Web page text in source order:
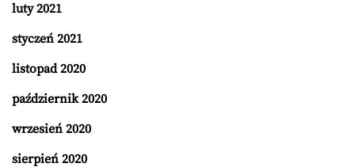
luty 2021
styczeń 2021
listopad 2020
październik 2020
wrzesień 2020
sierpień 2020